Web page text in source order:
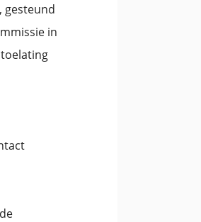
gesteund
in